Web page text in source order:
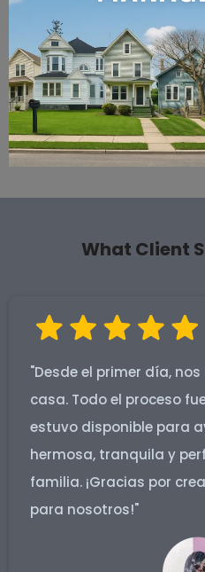
What Client
"Desde el primer día,
casa. Todo el proceso
estuvo disponible para
hermosa, tranquila y
familia. ¡Gracias por
para nosotros!"